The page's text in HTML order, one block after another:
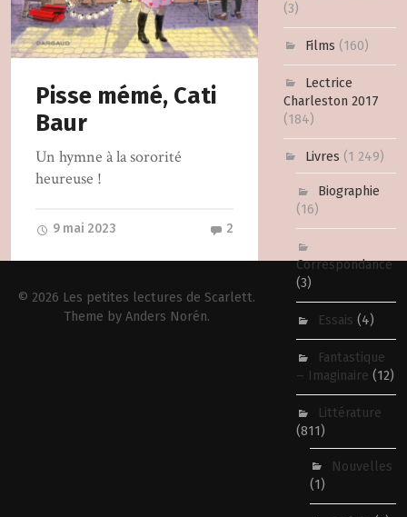
(3)
Films (160)
Lectrice
Charleston 2017
(184)
Livres (1 249)
Biographie
(16)
Correspondance
(3)
Essais (4)
Fantastique
– Imaginaire (12)
Littérature
(811)
Nouvelles
(1)
Pisse mémé, Cati
Baur
Un hymne à la sororité
heureuse !
9 mai 2023 2
© 2026 Les petites lectures de Scarlett.
Theme by Anders Norén.